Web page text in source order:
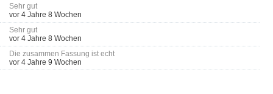
Sehr gut
vor 4 Jahre 8 Wochen
Sehr gut
vor 4 Jahre 8 Wochen
Die zusammen Fassung ist echt
vor 4 Jahre 9 Wochen